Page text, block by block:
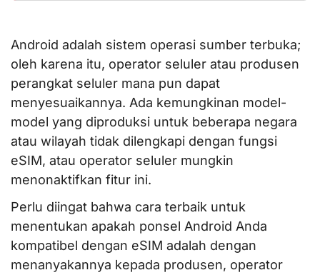
Android adalah sistem operasi sumber terbuka;
oleh karena itu, operator seluler atau produsen
perangkat seluler mana pun dapat
menyesuaikannya. Ada kemungkinan model-
model yang diproduksi untuk beberapa negara
atau wilayah tidak dilengkapi dengan fungsi
eSIM, atau operator seluler mungkin
menonaktifkan fitur ini.
Perlu diingat bahwa cara terbaik untuk
menentukan apakah ponsel Android Anda
kompatibel dengan eSIM adalah dengan
menanyakannya kepada produsen, operator